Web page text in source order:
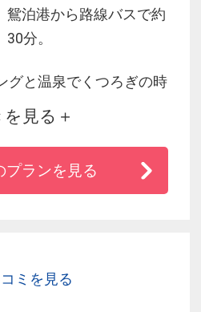
鴛泊港から路線バスで約
30分。
グと温泉でくつろぎの時
ングは料理長こだわりの
ろん、全室洋室禁煙・駐
日の美しさは圧巻です
を見る
プランを見る
ミを見る